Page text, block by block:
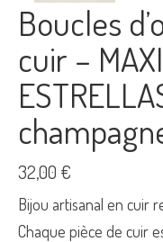
Boucles
cuir – MAXI
32,00 €
Bijou artisanal en cuir
Chaque pièce de cuir